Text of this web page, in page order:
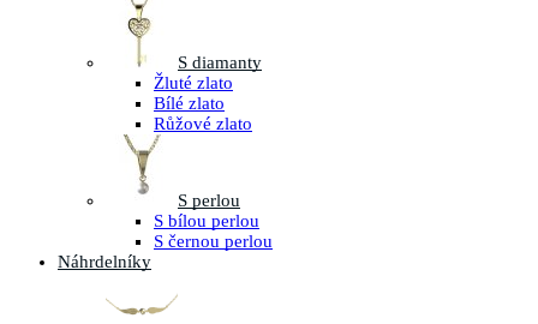
S diamanty
Žluté zlato
Bílé zlato
Růžové zlato
S perlou
S bílou perlou
S černou perlou
Náhrdelníky